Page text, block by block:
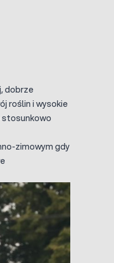
dobrze
roślin i wysokie
stosunkowo
zimowym gdy